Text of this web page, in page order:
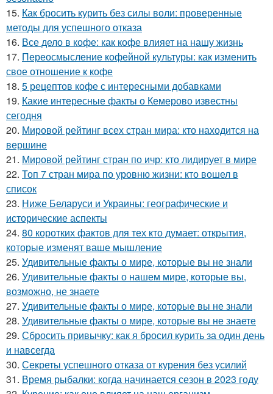
15. Как бросить курить без силы воли: проверенные
методы для успешного отказа
16. Все дело в кофе: как кофе влияет на нашу жизнь
17. Переосмысление кофейной культуры: как изменить
свое отношение к кофе
18. 5 рецептов кофе с интересными добавками
19. Какие интересные факты о Кемерово известны
сегодня
20. Мировой рейтинг всех стран мира: кто находится на
вершине
21. Мировой рейтинг стран по ичр: кто лидирует в мире
22. Топ 7 стран мира по уровню жизни: кто вошел в
список
23. Ниже Беларуси и Украины: географические и
исторические аспекты
24. 80 коротких фактов для тех кто думает: открытия,
которые изменят ваше мышление
25. Удивительные факты о мире, которые вы не знали
26. Удивительные факты о нашем мире, которые вы,
возможно, не знаете
27. Удивительные факты о мире, которые вы не знали
28. Удивительные факты о мире, которые вы не знаете
29. Сбросить привычку: как я бросил курить за один день
и навсегда
30. Секреты успешного отказа от курения без усилий
31. Время рыбалки: когда начинается сезон в 2023 году